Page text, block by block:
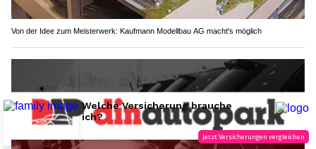
Von der Idee zum Meisterwerk: Kaufmann Modellbau AG macht's möglich